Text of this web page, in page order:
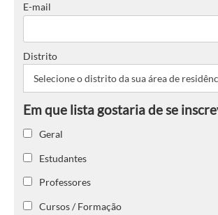
E-mail
Distrito
Geral
Estudantes
Professores
Cursos / Formação